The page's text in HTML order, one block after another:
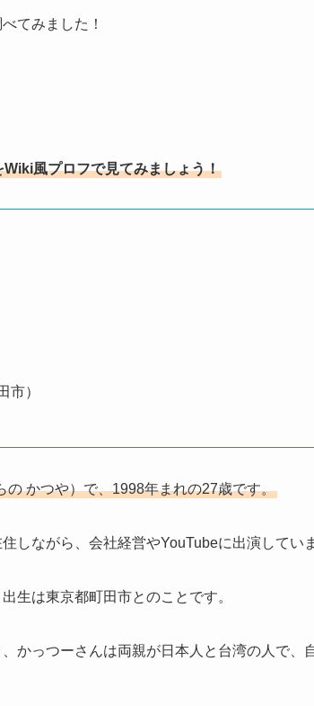
てみました！
風プロフで見てみましょう！
市）
かつや）で、1998年まれの27歳です。
しながら、会社経営やYouTubeに出演してい
生は東京都町田市とのことです。
かっつーさんは両親が日本人と台湾の人で、